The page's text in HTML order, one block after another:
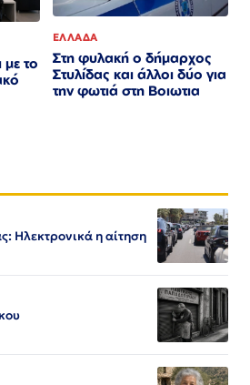
με το
ΕΛΛΑΔΑ
Στη φυλακή ο δήμαρχος
Στυλίδας και άλλοι δύο για
την φωτιά στη Βοιωτια
Ηλεκτρονικά η αίτηση